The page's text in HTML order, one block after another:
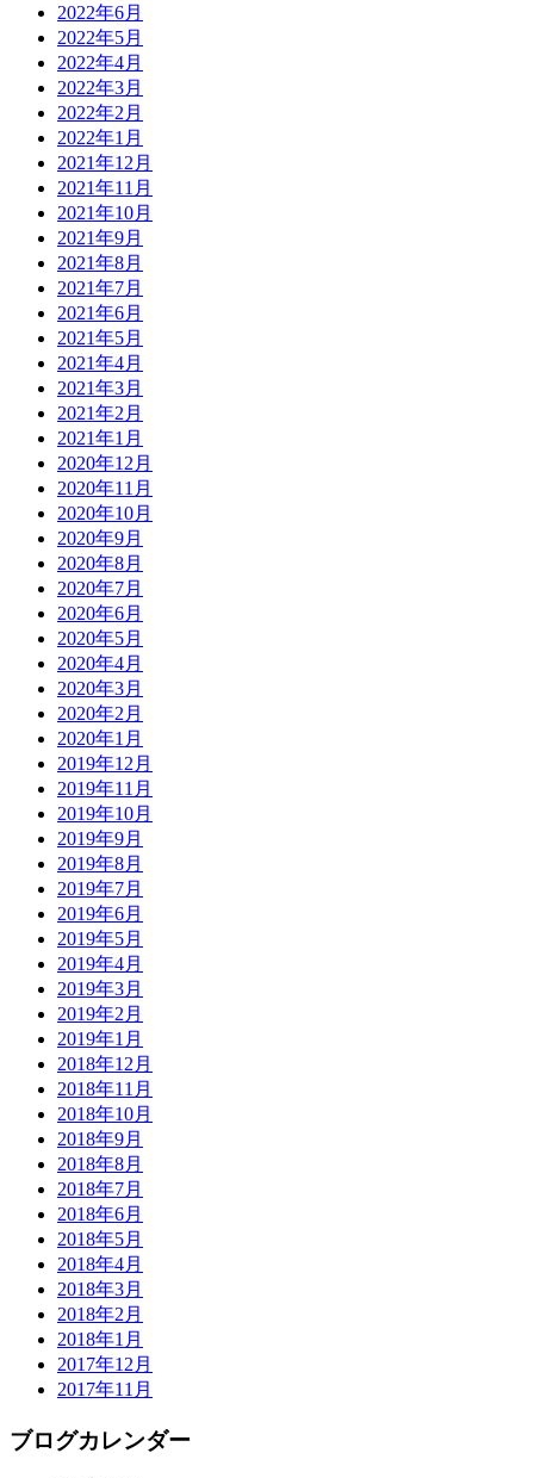
2022年6月
2022年5月
2022年4月
2022年3月
2022年2月
2022年1月
2021年12月
2021年11月
2021年10月
2021年9月
2021年8月
2021年7月
2021年6月
2021年5月
2021年4月
2021年3月
2021年2月
2021年1月
2020年12月
2020年11月
2020年10月
2020年9月
2020年8月
2020年7月
2020年6月
2020年5月
2020年4月
2020年3月
2020年2月
2020年1月
2019年12月
2019年11月
2019年10月
2019年9月
2019年8月
2019年7月
2019年6月
2019年5月
2019年4月
2019年3月
2019年2月
2019年1月
2018年12月
2018年11月
2018年10月
2018年9月
2018年8月
2018年7月
2018年6月
2018年5月
2018年4月
2018年3月
2018年2月
2018年1月
2017年12月
2017年11月
ブログカレンダー